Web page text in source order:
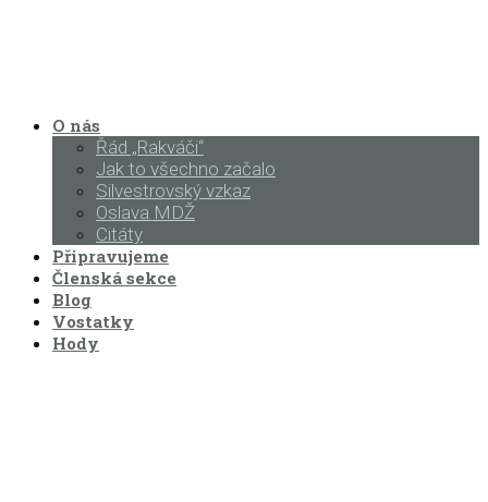
O nás
Řád „Rakváči“
Jak to všechno začalo
Silvestrovský vzkaz
Oslava MDŽ
Citáty
Připravujeme
Členská sekce
Blog
Vostatky
Hody